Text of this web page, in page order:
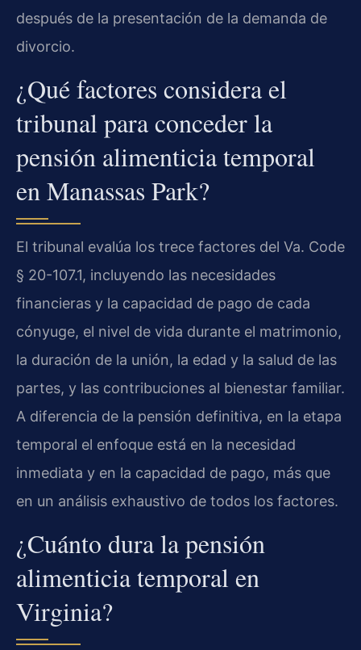
después de la presentación de la demanda de
divorcio.
¿Qué factores considera el
tribunal para conceder la
pensión alimenticia temporal
en Manassas Park?
El tribunal evalúa los trece factores del Va. Code
§ 20-107.1, incluyendo las necesidades
financieras y la capacidad de pago de cada
cónyuge, el nivel de vida durante el matrimonio,
la duración de la unión, la edad y la salud de las
partes, y las contribuciones al bienestar familiar.
A diferencia de la pensión definitiva, en la etapa
temporal el enfoque está en la necesidad
inmediata y en la capacidad de pago, más que
en un análisis exhaustivo de todos los factores.
¿Cuánto dura la pensión
alimenticia temporal en
Virginia?